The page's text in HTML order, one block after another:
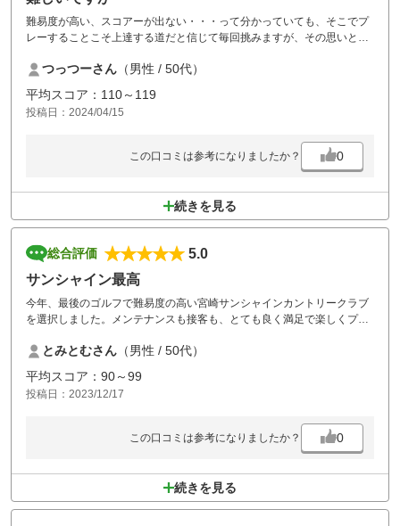
難易度が高い、スコアーが出ない・・・って分かっていても、そこでプ
レーすることこそ上達する道だと信じて毎回挑みますが、その思いとは
て次も挑戦します。
つっつーさん （男性 / 50代）
平均スコア：110～119
投稿日：2024/04/15
この口コミは参考になりましたか？ 0
続きを見る
総合評価
5.0
サンシャイン最高
今年、最後のゴルフで難易度の高い宮崎サンシャインカントリークラブ
を選択しました。メンテナンスも接客も、とても良く満足で楽しくプレ
す。また、リベンジしたいと思います。
とみとむさん （男性 / 50代）
平均スコア：90～99
投稿日：2023/12/17
この口コミは参考になりましたか？ 0
続きを見る